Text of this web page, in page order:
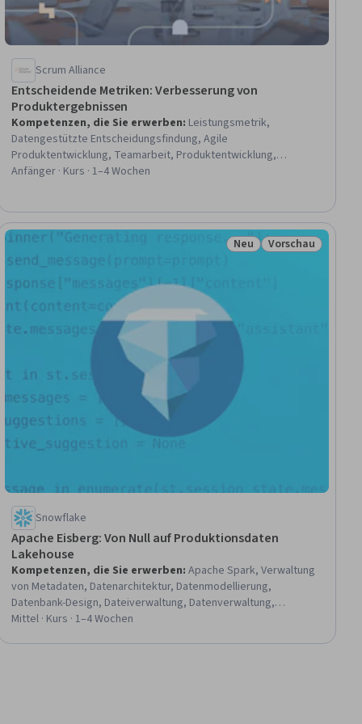
Scrum Alliance
Entscheidende Metriken: Verbesserung von
Produktergebnissen
Kompetenzen, die Sie erwerben: Leistungsmetrik,
Datengestützte Entscheidungsfindung, Agile
Produktentwicklung, Teamarbeit, Produktentwicklung,
Leistungsmessung, Agile Methodik, Funktionsübergreifende
Agiles Projektmanagement, Produktverbesserung,
Produktmanagement, Kontinuierlicher Verbesserungsprozess,
Leistungsmanagement im Team
Anfänger · Kurs · 1–4 Wochen
Status: Neu
Neu Status: Vorschau
Vorschau
Snowflake
Apache Eisberg: Von Null auf Produktionsdaten
Lakehouse
Kompetenzen, die Sie erwerben:Apache Spark, Verwaltung
von Metadaten, Datenarchitektur, Datenmodellierung,
Datenbank-Design, Dateiverwaltung, Datenverwaltung,
Datenspeicher, Daten-Infrastruktur, Migration von Daten,
Mittel · Kurs · 1–4 Wochen